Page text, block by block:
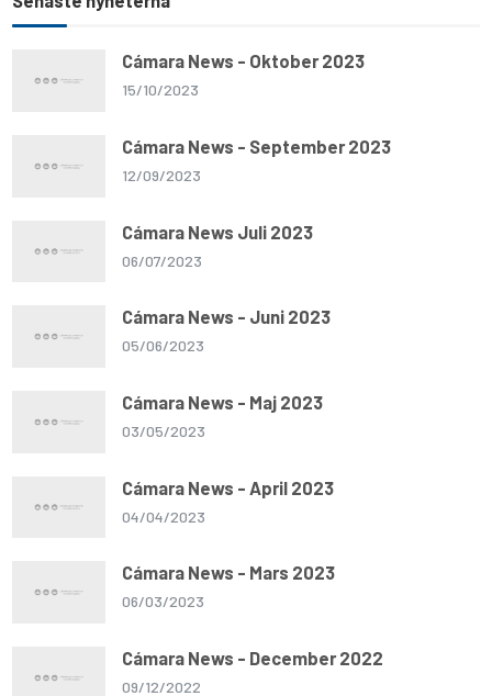
p
Cámara News - Oktober 2023
15/10/2023
Cámara News - September 2023
12/09/2023
Cámara News Juli 2023
06/07/2023
Cámara News - Juni 2023
05/06/2023
Cámara News - Maj 2023
03/05/2023
Cámara News - April 2023
04/04/2023
Cámara News - Mars 2023
06/03/2023
Cámara News - December 2022
09/12/2022